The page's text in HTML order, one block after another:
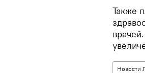
Также
Новости